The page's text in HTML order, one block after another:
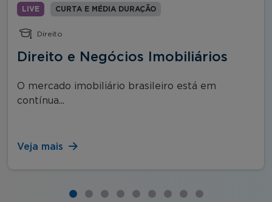
LIVE CURTA E MÉDIA DURAÇÃO
Direito
Direito e Negócios Imobiliários
O mercado imobiliário brasileiro está em
contínua...
Veja mais